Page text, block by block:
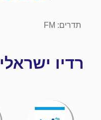
תדרים: FM
רדיו ישראלי